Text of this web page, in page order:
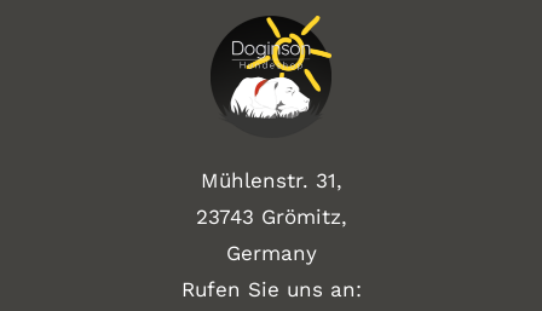
Mühlenstr. 31,
23743 Grömitz,
Germany
Rufen Sie uns an: